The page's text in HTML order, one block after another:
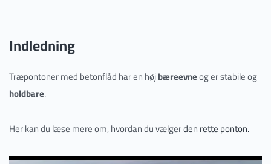
Indledning
Træpontoner med betonflåd har en højbæreevneog er stabile og
holdbare.
Her kan du læse mere om, hvordan du vælgerden rette ponton.